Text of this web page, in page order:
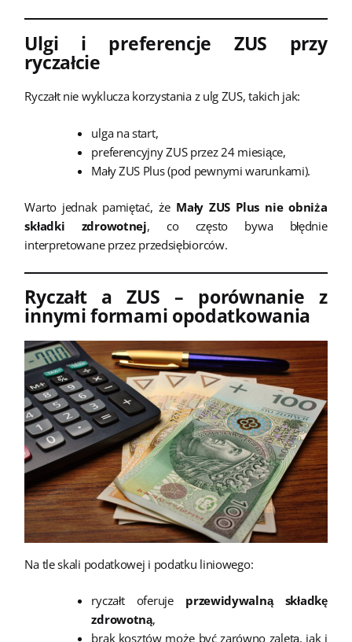
Ulgi i preferencje ZUS przy
ryczałcie
Ryczałt nie wyklucza korzystania z ulg ZUS, takich jak:
ulga na start,
preferencyjny ZUS przez 24 miesiące,
Mały ZUS Plus (pod pewnymi warunkami).
Warto jednak pamiętać, że Mały ZUS Plus nie obniża
składki zdrowotnej, co często bywa błędnie
interpretowane przez przedsiębiorców.
Ryczałt a ZUS – porównanie z
innymi formami opodatkowania
Na tle skali podatkowej i podatku liniowego:
ryczałt oferuje przewidywalną składkę
zdrowotną,
brak kosztów może być zarówno zaletą, jak i